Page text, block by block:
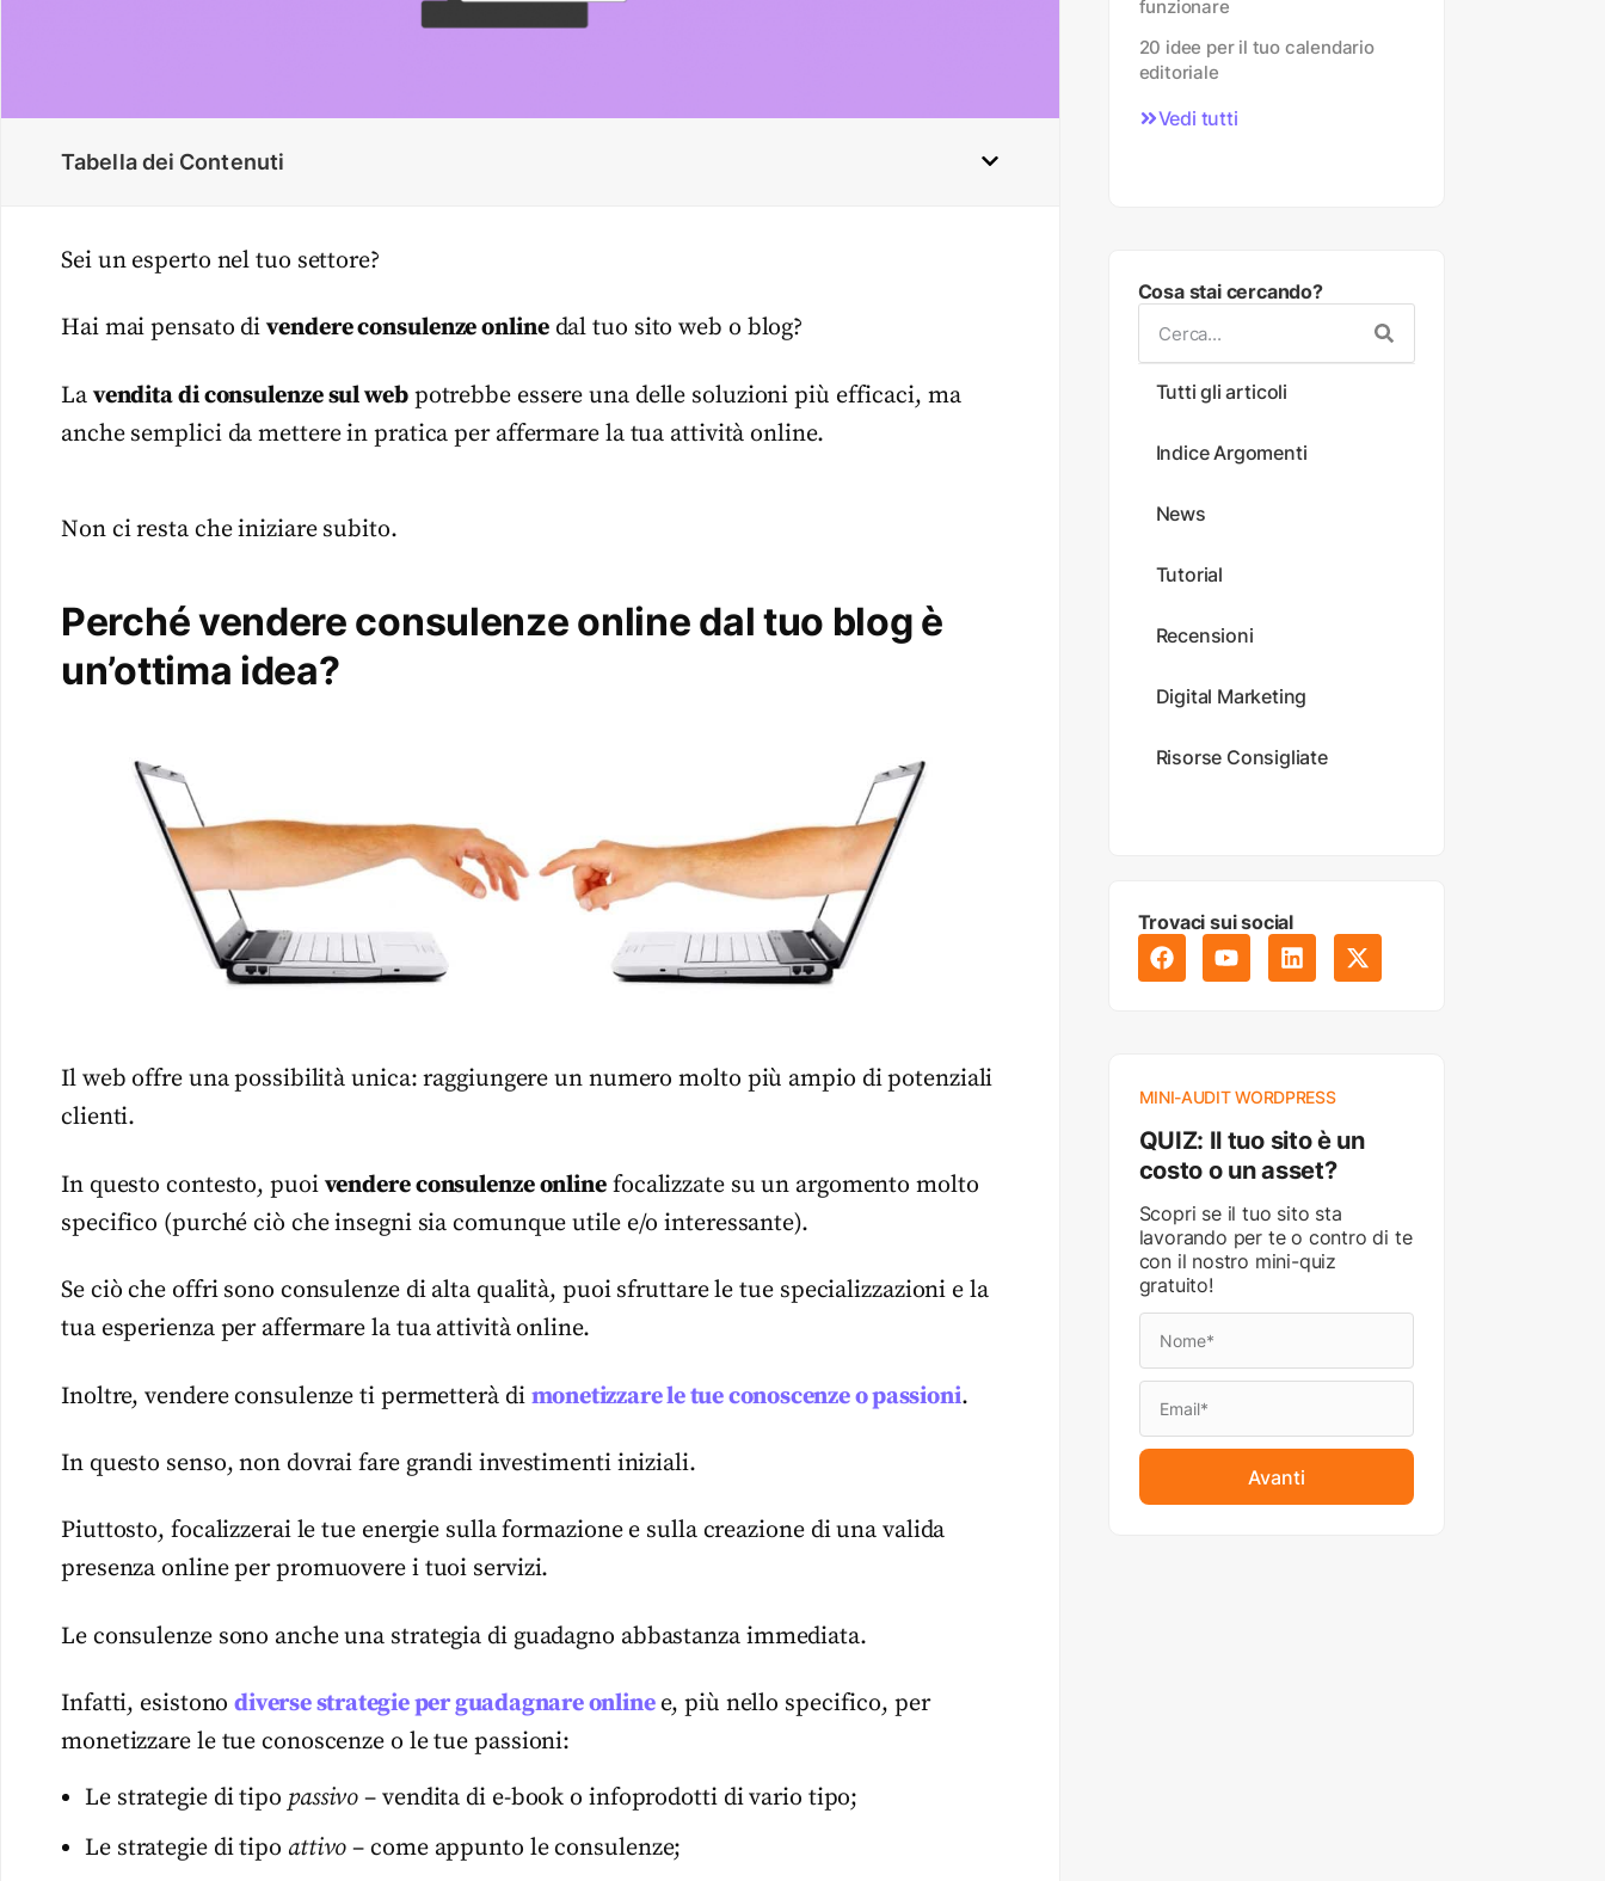
Tabella dei Contenuti
Sei un esperto nel tuo settore?
Hai mai pensato divendere consulenze onlinedal tuo sito web o blog?
La vendita di consulenze sul webpotrebbe essere una delle soluzioni più efficaci, ma
anche semplici da mettere in pratica per affermare la tua attività online.
Non ci resta che iniziare subito.
Perché vendere consulenze online dal tuo blog è
un’ottima idea?
Il web offre una possibilità unica: raggiungere un numero molto più ampio di potenziali
clienti.
In questo contesto, puoi vendere consulenze online focalizzate su un argomento molto
specifico (purché ciò che insegni sia comunque utile e/o interessante).
Se ciò che offri sono consulenze di alta qualità, puoi sfruttare le tue specializzazioni e la
tua esperienza per affermare la tua attività online.
Inoltre, vendere consulenze ti permetterà di monetizzare le tue conoscenze o passioni.
In questo senso, non dovrai fare grandi investimenti iniziali.
Piuttosto, focalizzerai le tue energie sulla formazione e sulla creazione di una valida
presenza online per promuovere i tuoi servizi.
Le consulenze sono anche una strategia di guadagno abbastanza immediata.
Infatti, esistonodiverse strategie per guadagnare onlinee, più nello specifico, per
monetizzare le tue conoscenze o le tue passioni:
Le strategie di tipo passivo – vendita di e-book o infoprodotti di vario tipo;
Le strategie di tipo attivo – come appunto le consulenze;
funzionare
20 idee per il tuo calendario
editoriale
Vedi tutti
Cosa stai cercando?
Tutti gli articoli
Indice Argomenti
News
Tutorial
Recensioni
Digital Marketing
Risorse Consigliate
Trovaci sui social
MINI-AUDIT WORDPRESS
QUIZ: Il tuo sito è un
costo o un asset?
Scopri se il tuo sito sta
lavorando per te o contro di te
con il nostro mini-quiz
gratuito!
Avanti